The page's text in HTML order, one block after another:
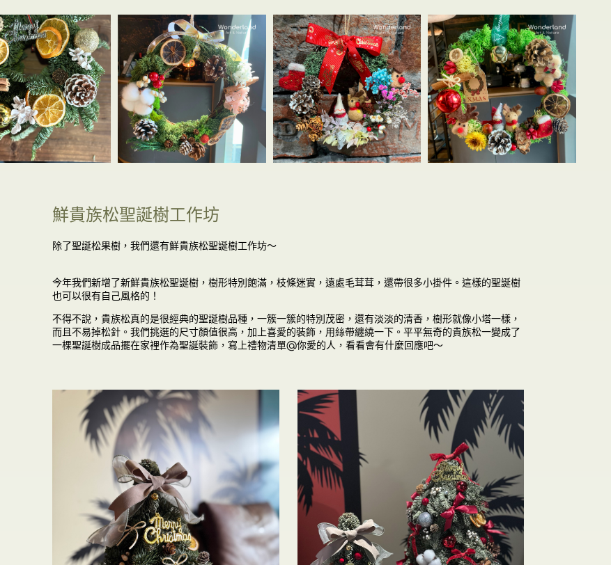
鮮貴族松聖誕樹工作坊
除了聖誕松果樹，我們還有鮮貴族松聖誕樹工作坊～
今年我們新增了新鮮貴族松聖誕樹，樹形特別飽滿，枝條迷實，遠處毛茸茸，還帶很多小掛件。這樣的聖誕樹
也可以很有自己風格的！
不得不說，貴族松真的是很經典的聖誕樹品種，一簇一簇的特別茂密，還有淡淡的清香，樹形就像小塔一樣，
而且不易掉松針。我們挑選的尺寸顏值很高，加上喜愛的裝飾，用絲帶纏繞一下。平平無奇的貴族松一變成了
一棵聖誕樹成品擺在家裡作為聖誕裝飾，寫上禮物清單@你愛的人，看看會有什麼回應吧～